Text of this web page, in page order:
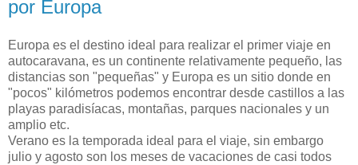
por Europa
Europa es el destino ideal para realizar el primer viaje en
autocaravana, es un continente relativamente pequeño, las
distancias son "pequeñas" y Europa es un sitio donde en
"pocos" kilómetros podemos encontrar desde castillos a las
playas paradisíacas, montañas, parques nacionales y un
amplio etc.
Verano es la temporada ideal para el viaje, sin embargo
julio y agosto son los meses de vacaciones de casi todos